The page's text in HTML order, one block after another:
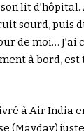
lit d’hôpital.
sourd, puis
de moi… J’ai
à bord,
à Air India
(Mayday)